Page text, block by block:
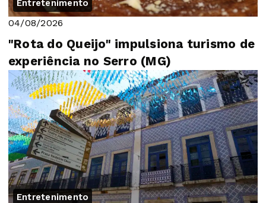
Entretenimento
04/08/2026
"Rota do Queijo" impulsiona turismo de
experiência no Serro (MG)
Entretenimento